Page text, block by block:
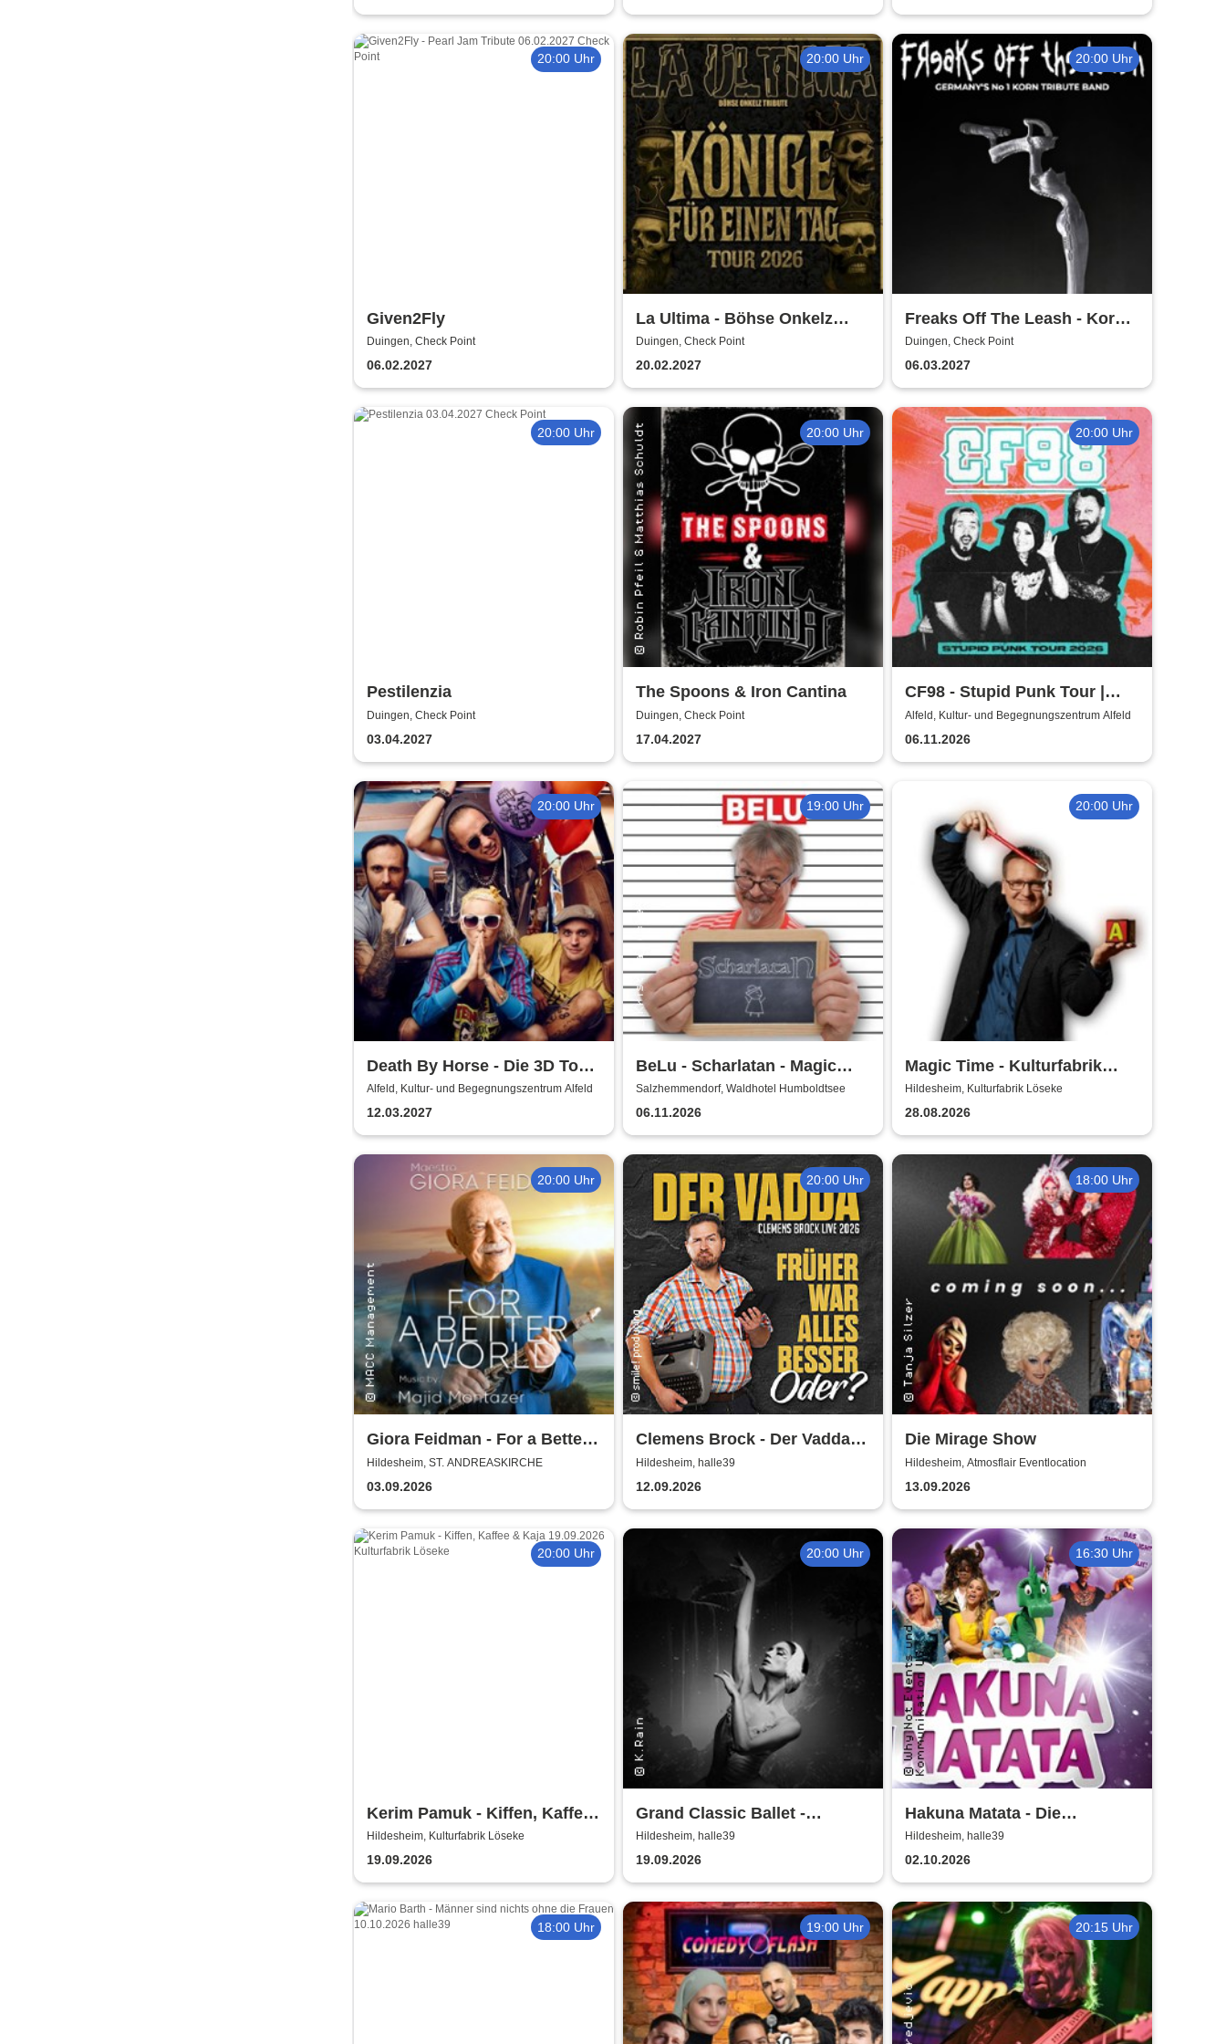
20:00 Uhr
Given2Fly
Duingen, Check Point
06.02.2027
20:00 Uhr
La Ultima - Böhse Onkelz
Tribute
Duingen, Check Point
20.02.2027
20:00 Uhr
Freaks Off The Leash - Korn
Tribute
Duingen, Check Point
06.03.2027
20:00 Uhr
Pestilenzia
Duingen, Check Point
03.04.2027
20:00 Uhr
The Spoons & Iron Cantina
Duingen, Check Point
17.04.2027
20:00 Uhr
CF98 - Stupid Punk Tour |
Kultur- und
Begegnungszentrum Alfeld
Alfeld, Kultur- und Begegnungszentrum Alfeld
06.11.2026
20:00 Uhr
Death By Horse - Die 3D Tour
- Germany 2027
Alfeld, Kultur- und Begegnungszentrum Alfeld
12.03.2027
19:00 Uhr
BeLu - Scharlatan - Magic
Comedy Dinner
Salzhemmendorf, Waldhotel Humboldtsee
06.11.2026
20:00 Uhr
Magic Time - Kulturfabrik
Löseke
Hildesheim, Kulturfabrik Löseke
28.08.2026
20:00 Uhr
Giora Feidman - For a Better
World
Hildesheim, ST. ANDREASKIRCHE
03.09.2026
20:00 Uhr
Clemens Brock - Der Vadda -
Früher war alles besser,
oder?
Hildesheim, halle39
12.09.2026
18:00 Uhr
Die Mirage Show
Hildesheim, Atmosflair Eventlocation
13.09.2026
20:00 Uhr
Kerim Pamuk - Kiffen, Kaffee
& Kajal
Hildesheim, Kulturfabrik Löseke
19.09.2026
20:00 Uhr
Grand Classic Ballet -
Schwanensee - Jenseits der
Bühne mit live Streichquartett
Hildesheim, halle39
19.09.2026
16:30 Uhr
Hakuna Matata - Die
einzigartige große
Kindermusical-Gala
Hildesheim, halle39
02.10.2026
18:00 Uhr 19:00 Uhr 20:15 Uhr